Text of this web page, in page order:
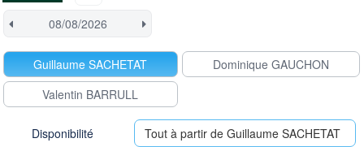
Guillaume SACHETAT
Dominique GAUCHON
Valentin BARRULL
Disponibilité Tout à partir de Guillaume SACHETAT